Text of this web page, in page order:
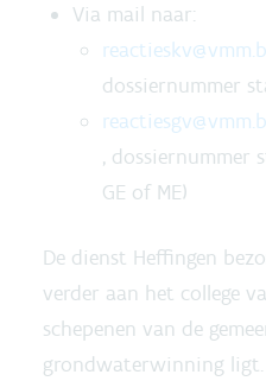
Via mail naar:
dossiernummer
, dossiernummer
GE of ME)
De dienst Heffingen
verder aan het college
schepenen van de
grondwaterwinning ligt.